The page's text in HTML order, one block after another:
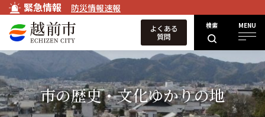
緊急情報 防災情報速報
検索 MENU
よくある
質問
市の歴史・文化ゆかりの地